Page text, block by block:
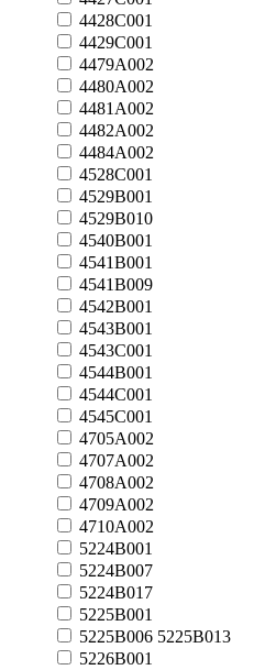
4428C001
4429C001
4479A002
4480A002
4481A002
4482A002
4484A002
4528C001
4529B001
4529B010
4540B001
4541B001
4541B009
4542B001
4543B001
4543C001
4544B001
4544C001
4545C001
4705A002
4707A002
4708A002
4709A002
4710A002
5224B001
5224B007
5224B017
5225B001
5225B006 5225B013
5226B001